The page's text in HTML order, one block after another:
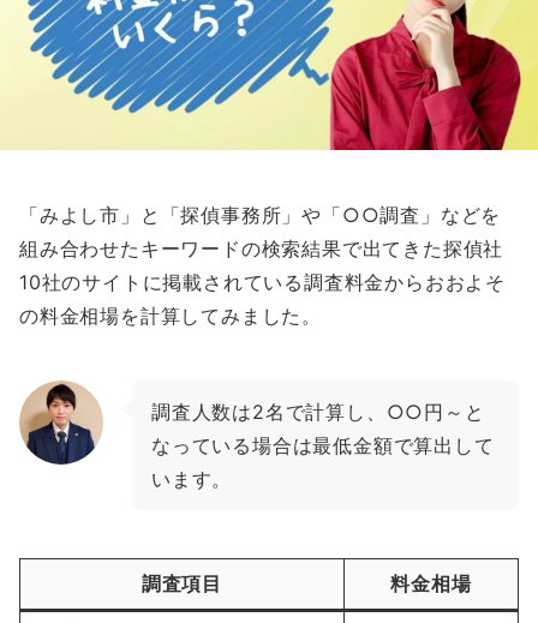
「みよし市」と「探偵事務所」や「○○調査」などを
組み合わせたキーワードの検索結果で出てきた探偵社
10社のサイトに掲載されている調査料金からおおよそ
の料金相場を計算してみました。
調査人数は2名で計算し、○○円～と
なっている場合は最低金額で算出して
います。
調査項目 料金相場